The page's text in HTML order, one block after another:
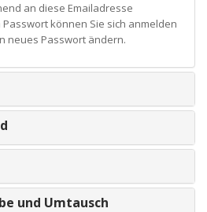
an diese Emailadresse
können Sie sich anmelden
neues Passwort ändern.
und Umtausch